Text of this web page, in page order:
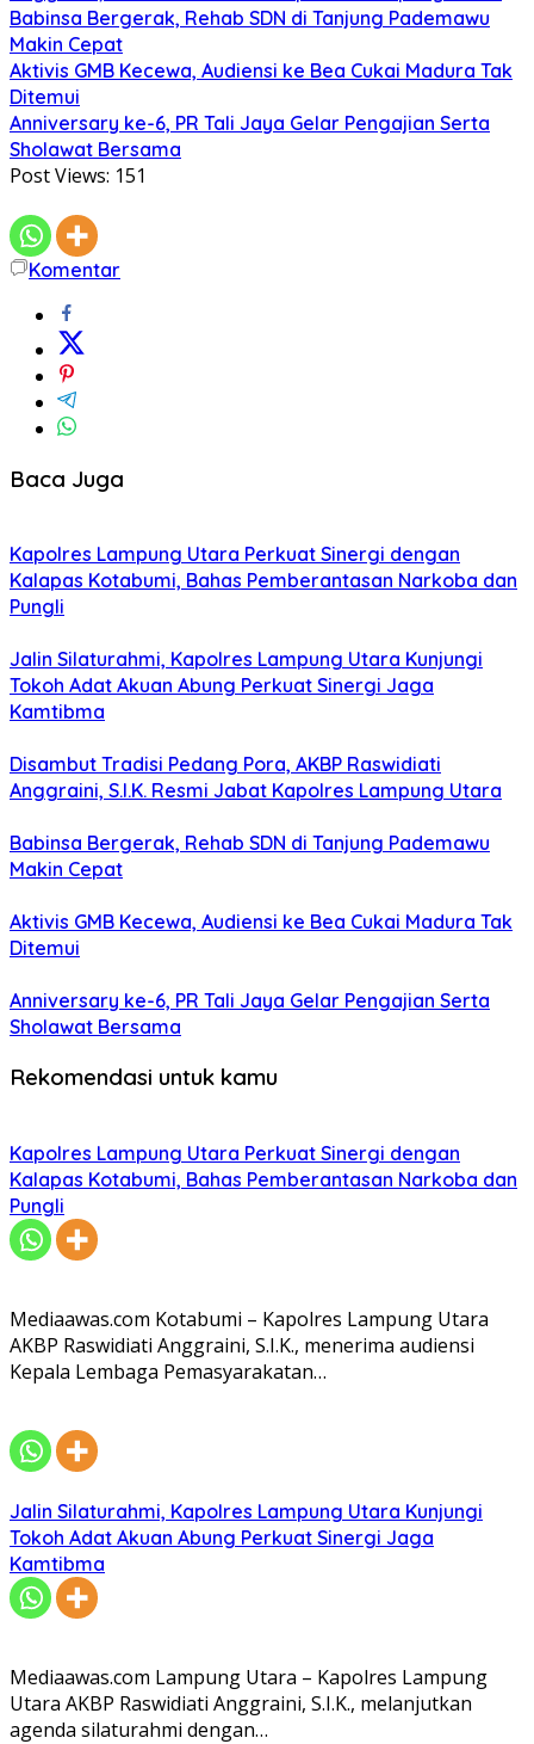
Babinsa Bergerak, Rehab SDN di Tanjung Pademawu
Makin Cepat
Aktivis GMB Kecewa, Audiensi ke Bea Cukai Madura Tak
Ditemui
Anniversary ke-6, PR Tali Jaya Gelar Pengajian Serta
Sholawat Bersama
Post Views: 151
Komentar
Baca Juga
Kapolres Lampung Utara Perkuat Sinergi dengan
Kalapas Kotabumi, Bahas Pemberantasan Narkoba dan
Pungli
Jalin Silaturahmi, Kapolres Lampung Utara Kunjungi
Tokoh Adat Akuan Abung Perkuat Sinergi Jaga
Kamtibma
Disambut Tradisi Pedang Pora, AKBP Raswidiati
Anggraini, S.I.K. Resmi Jabat Kapolres Lampung Utara
Babinsa Bergerak, Rehab SDN di Tanjung Pademawu
Makin Cepat
Aktivis GMB Kecewa, Audiensi ke Bea Cukai Madura Tak
Ditemui
Anniversary ke-6, PR Tali Jaya Gelar Pengajian Serta
Sholawat Bersama
Rekomendasi untuk kamu
Kapolres Lampung Utara Perkuat Sinergi dengan
Kalapas Kotabumi, Bahas Pemberantasan Narkoba dan
Pungli
Mediaawas.com Kotabumi – Kapolres Lampung Utara
AKBP Raswidiati Anggraini, S.I.K., menerima audiensi
Kepala Lembaga Pemasyarakatan…
Jalin Silaturahmi, Kapolres Lampung Utara Kunjungi
Tokoh Adat Akuan Abung Perkuat Sinergi Jaga
Kamtibma
Mediaawas.com Lampung Utara – Kapolres Lampung
Utara AKBP Raswidiati Anggraini, S.I.K., melanjutkan
agenda silaturahmi dengan…